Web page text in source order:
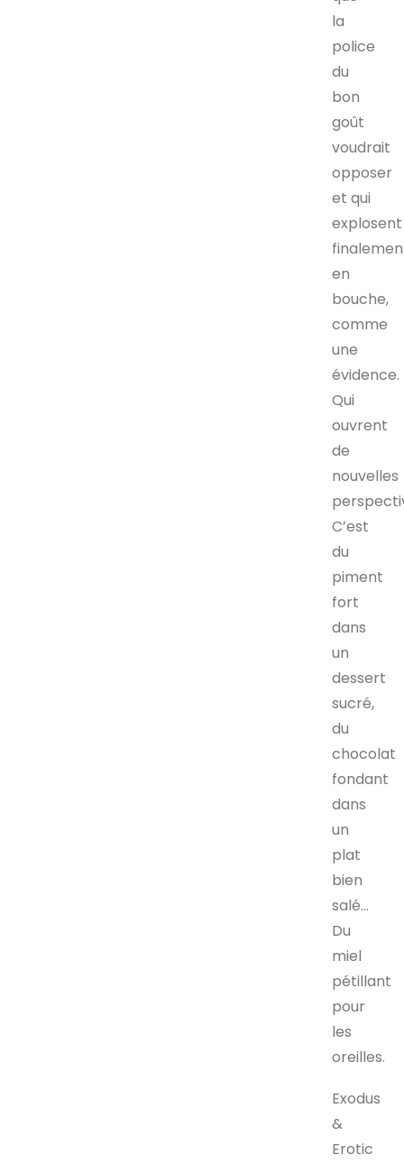
la
police
du
bon
goût
voudrait
opposer
et qui
explosent
en
bouche,
comme
une
évidence.
Qui
ouvrent
de
nouvelles
C’est
du
piment
fort
dans
un
dessert
sucré,
du
chocolat
fondant
dans
un
plat
bien
salé…
Du
miel
pétillant
pour
les
oreilles.
Exodus
&
Erotic